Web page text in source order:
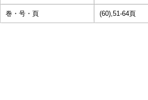
巻・号・頁 (60),51-64頁